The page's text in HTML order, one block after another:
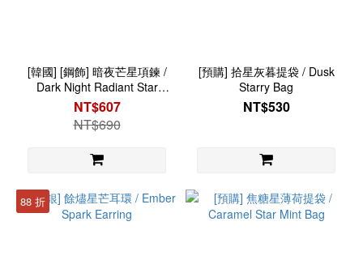
[韓國] [鋼飾] 暗夜芒星項鍊 /
Dark Night Radiant Star
Necklace
NT$607
NT$690
[預購] 拾星灰暮提袋 / Dusk
Starry Bag
NT$530
88 折